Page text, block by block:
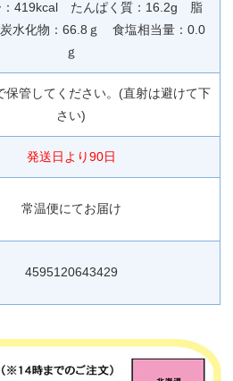
：419kcal たんぱく質：16.2g 脂
水化物：66.8ｇ 食塩相当量：0.0
ｇ
保管してください。(直射は避けて下
さい)
発送日より90日
常温便にてお届け
4595120643429